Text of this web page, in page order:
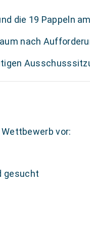
die 19 Pappeln
nach
vor:
gesucht